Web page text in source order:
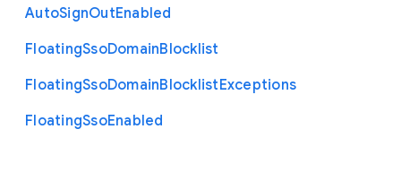
AutoSignOutEnabled
FloatingSsoDomainBlocklist
FloatingSsoDomainBlocklistExceptions
FloatingSsoEnabled